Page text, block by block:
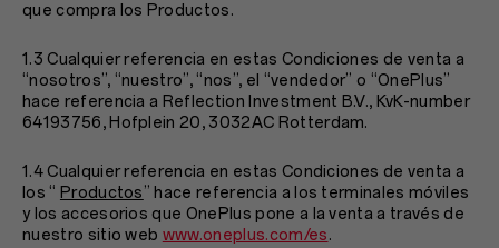
que compra los Productos.
1.3 Cualquier referencia en estas Condiciones de venta a
“nosotros”, “nuestro”, “nos”, el “vendedor” o “OnePlus”
hace referencia a Reflection Investment B.V., KvK-number
64193756, Hofplein 20, 3032AC Rotterdam.
1.4 Cualquier referencia en estas Condiciones de venta a
los “ Productos” hace referencia a los terminales móviles
y los accesorios que OnePlus pone a la venta a través de
nuestro sitio web www.oneplus.com/es.